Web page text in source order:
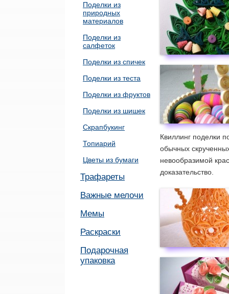
Поделки из
природных
материалов
Поделки из
салфеток
Поделки из спичек
Поделки из теста
Поделки из фруктов
Поделки из шишек
Скрапбукинг
Топиарий
Цветы из бумаги
Трафареты
Важные мелочи
Мемы
Раскраски
Подарочная
упаковка
Квиллинг поделки
обычных
невообразимой
доказательство.